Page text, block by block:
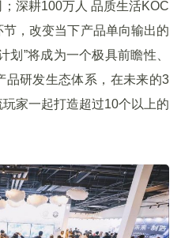
深耕100万人 品质生活KOC
，改变当下产品单向输出的
划”将成为一个极具前瞻性、
品研发生态体系，在未来的3
家一起打造超过10个以上的